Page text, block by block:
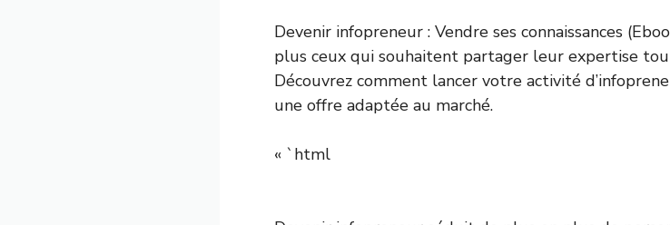
Devenir infopreneur : Vendre ses connaissances
plus ceux qui souhaitent partager leur expertise
Découvrez comment lancer votre activité
une offre adaptée au marché.
« `html